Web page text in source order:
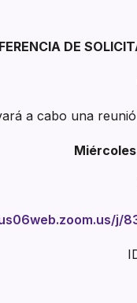
DE
a cabo una
j/